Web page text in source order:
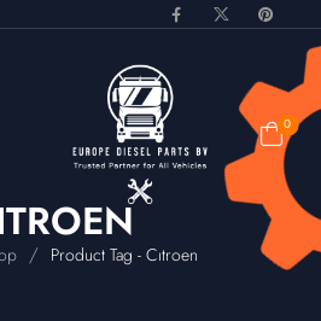
0
/ Product Tag - Cıtroen